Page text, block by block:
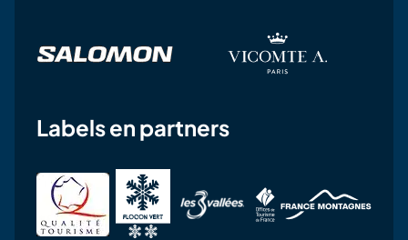
Labels en partners